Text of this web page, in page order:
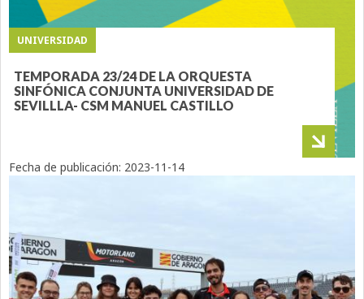
UNIVERSIDAD
TEMPORADA 23/24 DE LA ORQUESTA
SINFÓNICA CONJUNTA UNIVERSIDAD DE
SEVILLLA- CSM MANUEL CASTILLO
Fecha de publicación: 2023-11-14